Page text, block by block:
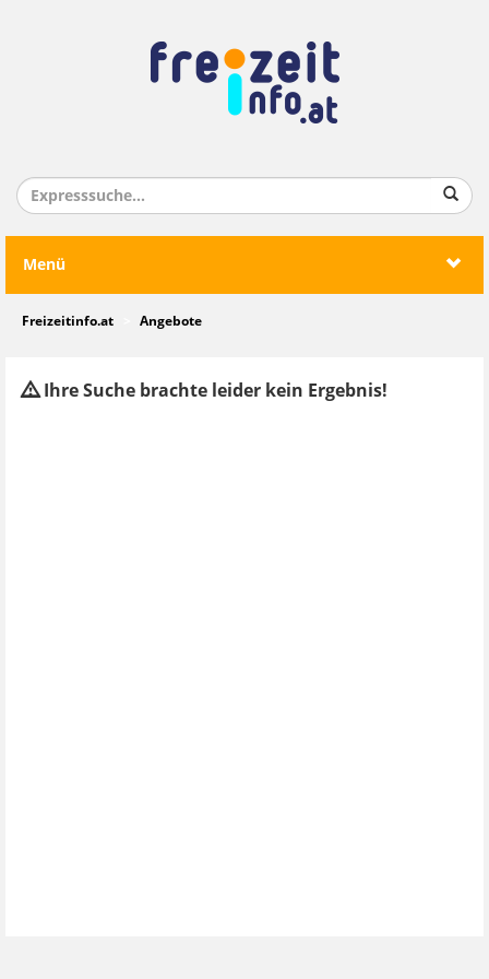
Menü
Freizeitinfo.at Angebote
Ihre Suche brachte leider kein Ergebnis!